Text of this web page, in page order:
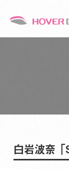
白岩波奈